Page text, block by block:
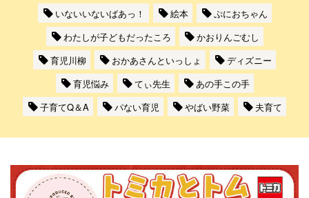
いないいないばあっ！ 絵本
ぷにおちゃん
わたしが子どもだったころ
かおりんごむし
育児川柳
おかあさんといっしょ
ディズニー
育児悩み
てぃ先生
あの手この手
子育てQ＆A
パない育児 やばい野菜 夫育て